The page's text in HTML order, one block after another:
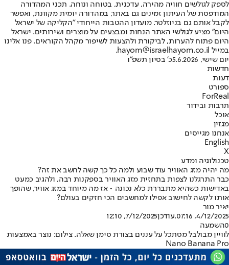
לספק לגולשים חוויה מהירה, עדכנית, בטוחה ונוחה. תכני המהדורה
המודפסת של העיתון זמינים גם באתר, במהדורה יומית מקוונת, ואפשר
לקבל אותם גם בניוזלטר. מועדון ההטבות הייחודי "הקליקה של ישראל
היום" מציע לגולשי האתר הנחות ומבצעים על מוצרים ושירותים. ישראל
היום פתוח להערות, לביקורת ולהצעות לשיפור מקהל הקוראים. פנו אלינו
במייל hayom@israelhayom.co.il.
יום שישי, 5.6.2026
כ' בסיון תשפ"ו
חדשות
דעות
ספורט
ForReal
תרבות ובידור
אוכל
מגזין
אנחנו מגייסים
English
X
טכנולוגיה ומדע
מה יהיה מזג האוויר עוד שבוע ולמה כל כך קשה לחשב את זה?
כבר התרגלנו לצפות בתחזית מזג האוויר בספקנות רבה, ולהגיב כמעט
באדישות כשהיא מתבררת כלא נכונה • אז מה מיוחד במזג אוויר, שהופך
אותו לקשה לחישוב אפילו למחשבים הכי חזקים בעולם?
יאיר מור
4/12/2025, 07:16
,עודכן7/12/2025, 12:10
0השמעה
לוויין מבולבל מסתכל על עננים בצורת סימן שאלה. צילום: נוצר באמצעות
Nano Banana Pro